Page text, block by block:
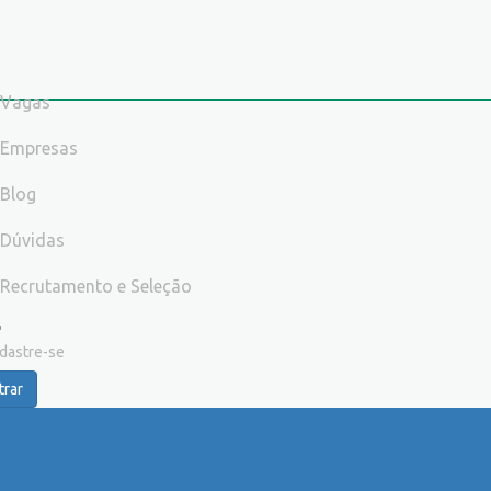
Vagas
Empresas
Blog
Dúvidas
Recrutamento e Seleção
se